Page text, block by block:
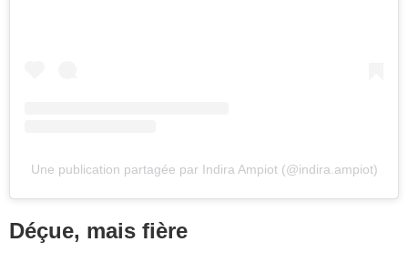
Une publication partagée par Indira Ampiot (@indira.ampiot)
Déçue, mais fière